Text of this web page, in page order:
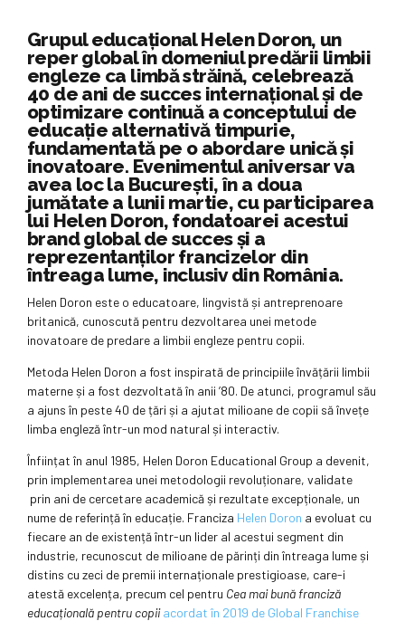
Grupul educațional Helen Doron, un
reper global în domeniul predării limbii
engleze ca limbă străină, celebrează
40 de ani de succes internațional și de
optimizare continuă a conceptului de
educație alternativă timpurie,
fundamentată pe o abordare unică și
inovatoare. Evenimentul aniversar va
avea loc la București, în a doua
jumătate a lunii martie, cu participarea
lui Helen Doron, fondatoarei acestui
brand global de succes și a
reprezentanților francizelor din
întreaga lume, inclusiv din România.
Helen Doron este o educatoare, lingvistă și antreprenoare
britanică, cunoscută pentru dezvoltarea unei metode
inovatoare de predare a limbii engleze pentru copii.
Metoda Helen Doron a fost inspirată de principiile învățării limbii
materne și a fost dezvoltată în anii ’80. De atunci, programul său
a ajuns în peste 40 de țări și a ajutat milioane de copii să învețe
limba engleză într-un mod natural și interactiv.
Înființat în anul 1985, Helen Doron Educational Group a devenit,
prin implementarea unei metodologii revoluționare, validate
prin ani de cercetare academică și rezultate excepționale, un
nume de referință în educație. Franciza Helen Doron a evoluat cu
fiecare an de existență într-un lider al acestui segment din
industrie, recunoscut de milioane de părinți din întreaga lume și
distins cu zeci de premii internaționale prestigioase, care-i
atestă excelența, precum cel pentru Cea mai bună franciză
educațională pentru copiiacordat în 2019 de Global Franchise